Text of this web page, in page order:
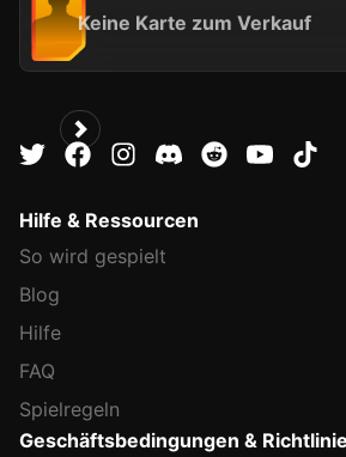
Keine Karte zum Verkauf
Hilfe & Ressourcen
So wird gespielt
Blog
Hilfe
FAQ
Spielregeln
Geschäftsbedingungen &